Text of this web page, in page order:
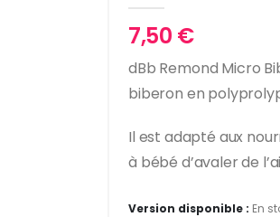
7,50 €
dBb Remond Micro
biberon en
Il est adapté aux
à bébé d’avaler de
Version disponible : En